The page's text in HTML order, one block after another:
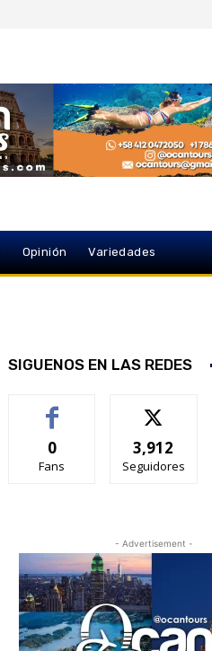
Opinión Variedades
SIGUENOS EN LAS REDES
0
Fans
3,912
Seguidores
- Advertisement -